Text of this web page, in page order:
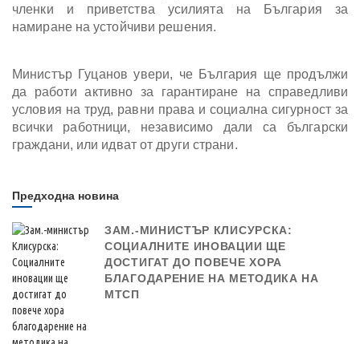
членки и приветства усилията на България за
намиране на устойчиви решения.
Министър Гуцанов увери, че България ще продължи
да работи активно за гарантиране на справедливи
условия на труд, равни права и социална сигурност за
всички работници, независимо дали са български
граждани, или идват от други страни.
Предходна новина
ЗАМ.-МИНИСТЪР КЛИСУРСКА:
СОЦИАЛНИТЕ ИНОВАЦИИ ЩЕ
ДОСТИГАТ ДО ПОВЕЧЕ ХОРА
БЛАГОДАРЕНИЕ НА МЕТОДИКА НА
МТСП